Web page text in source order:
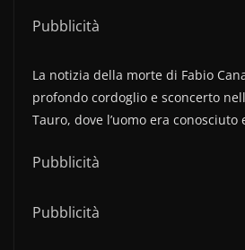
Pubblicità
La notizia della morte di Fabio
profondo cordoglio e sconcerto
Tauro, dove l’uomo era conosciuto
Pubblicità
Pubblicità